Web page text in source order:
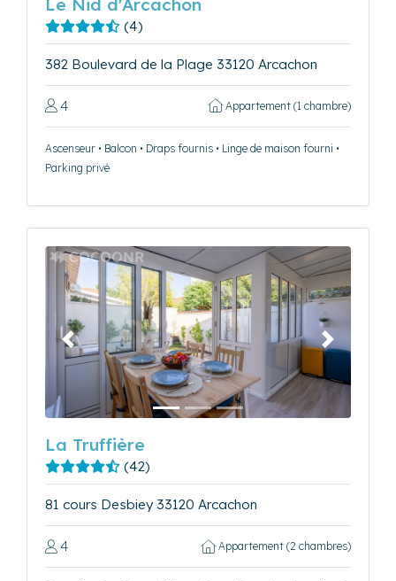
(4)
382 Boulevard de la Plage 33120 Arcachon
4 Appartement (1 chambre)
Ascenseur • Balcon • Draps fournis • Linge de maison fourni •
Parking privé
Précédent Suivant
La Truffière
(42)
81 cours Desbiey 33120 Arcachon
4 Appartement (2 chambres)